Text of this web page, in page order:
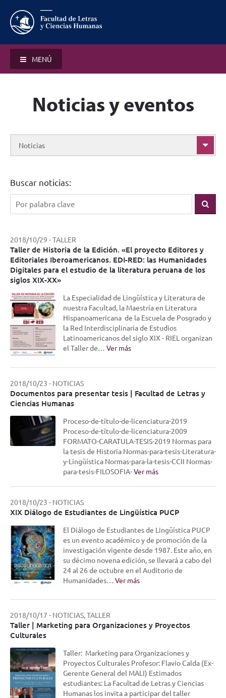
MENÚ
Noticias y eventos
Noticias
Buscar noticias:
2018/10/29 -TALLER
Taller de Historia de la Edición. «El proyecto Editores y
Editoriales Iberoamericanos. EDI-RED: las Humanidades
Digitales para el estudio de la literatura peruana de los
siglos XIX-XX»
La Especialidad de Lingüística y Literatura de
nuestra Facultad, la Maestría en Literatura
Hispanoamericana de la Escuela de Posgrado y
la Red Interdisciplinaria de Estudios
Latinoamericanos del siglo XIX - RIEL organizan
el Taller de… Ver más
2018/10/23 - NOTICIAS
Documentos para presentar tesis | Facultad de Letras y
Ciencias Humanas
Proceso-de-título-de-licenciatura-2019
Proceso-de-título-de-licenciatura-2009
FORMATO-CARATULA-TESIS-2019 Normas para
la tesis de Historia Normas-para-tesis-Literatura-
y-Lingüística Normas-para-la-tesis-CCII Normas-
para-tesis-FILOSOFIA-Ver más
2018/10/23 - NOTICIAS
XIX Diálogo de Estudiantes de Lingüística PUCP
El Diálogo de Estudiantes de Lingüística PUCP
es un evento académico y de promoción de la
investigación vigente desde 1987. Este año, en
su décimo novena edición, se llevará a cabo del
24 al 26 de octubre en el Auditorio de
Humanidades… Ver más
2018/10/17 - NOTICIAS, TALLER
Taller | Marketing para Organizaciones y Proyectos
Culturales
Taller: Marketing para Organizaciones y
Proyectos Culturales Profesor: Flavio Calda (Ex-
Gerente General del MALI) Estimados
estudiantes: La Facultad de Letras y Ciencias
Humanas los invita a participar del taller